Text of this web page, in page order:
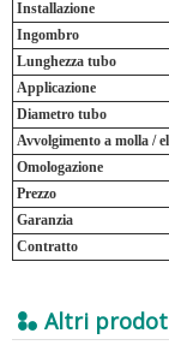
Installazione
Ingombro
Lunghezza tubo
Applicazione
Diametro tubo
Avvolgimento a molla /
Omologazione
Prezzo
Garanzia
Contratto
Altri